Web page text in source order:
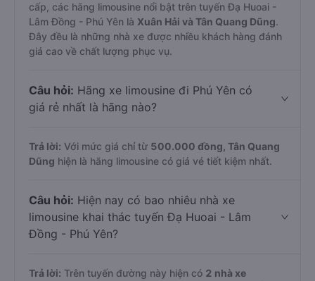
cấp, các hãng limousine nổi bật trên tuyến Đạ Huoai -
Lâm Đồng - Phú Yên là Xuân Hải và Tân Quang Dũng.
Đây đều là những nhà xe được nhiều khách hàng đánh
giá cao về chất lượng phục vụ.
Câu hỏi: Hãng xe limousine đi Phú Yên có
giá rẻ nhất là hãng nào?
Trả lời: Với mức giá chỉ từ 500.000 đồng, Tân Quang
Dũng hiện là hãng limousine có giá vé tiết kiệm nhất.
Câu hỏi: Hiện nay có bao nhiêu nhà xe
limousine khai thác tuyến Đạ Huoai - Lâm
Đồng - Phú Yên?
Trả lời: Trên tuyến đường này hiện có 2 nhà xe